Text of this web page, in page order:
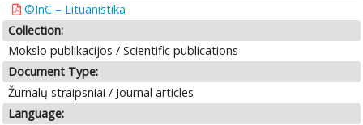
©InC – Lituanistika
Collection:
Mokslo publikacijos / Scientific publications
Document Type:
Žurnalų straipsniai / Journal articles
Language: